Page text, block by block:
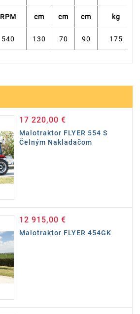
RPM cm cm cm kg
540 130 70 90 175
17 220,00 €Cena
Malotraktor FLYER 554 S
Čelným Nakladačom
12 915,00 €Cena
Malotraktor FLYER 454GK